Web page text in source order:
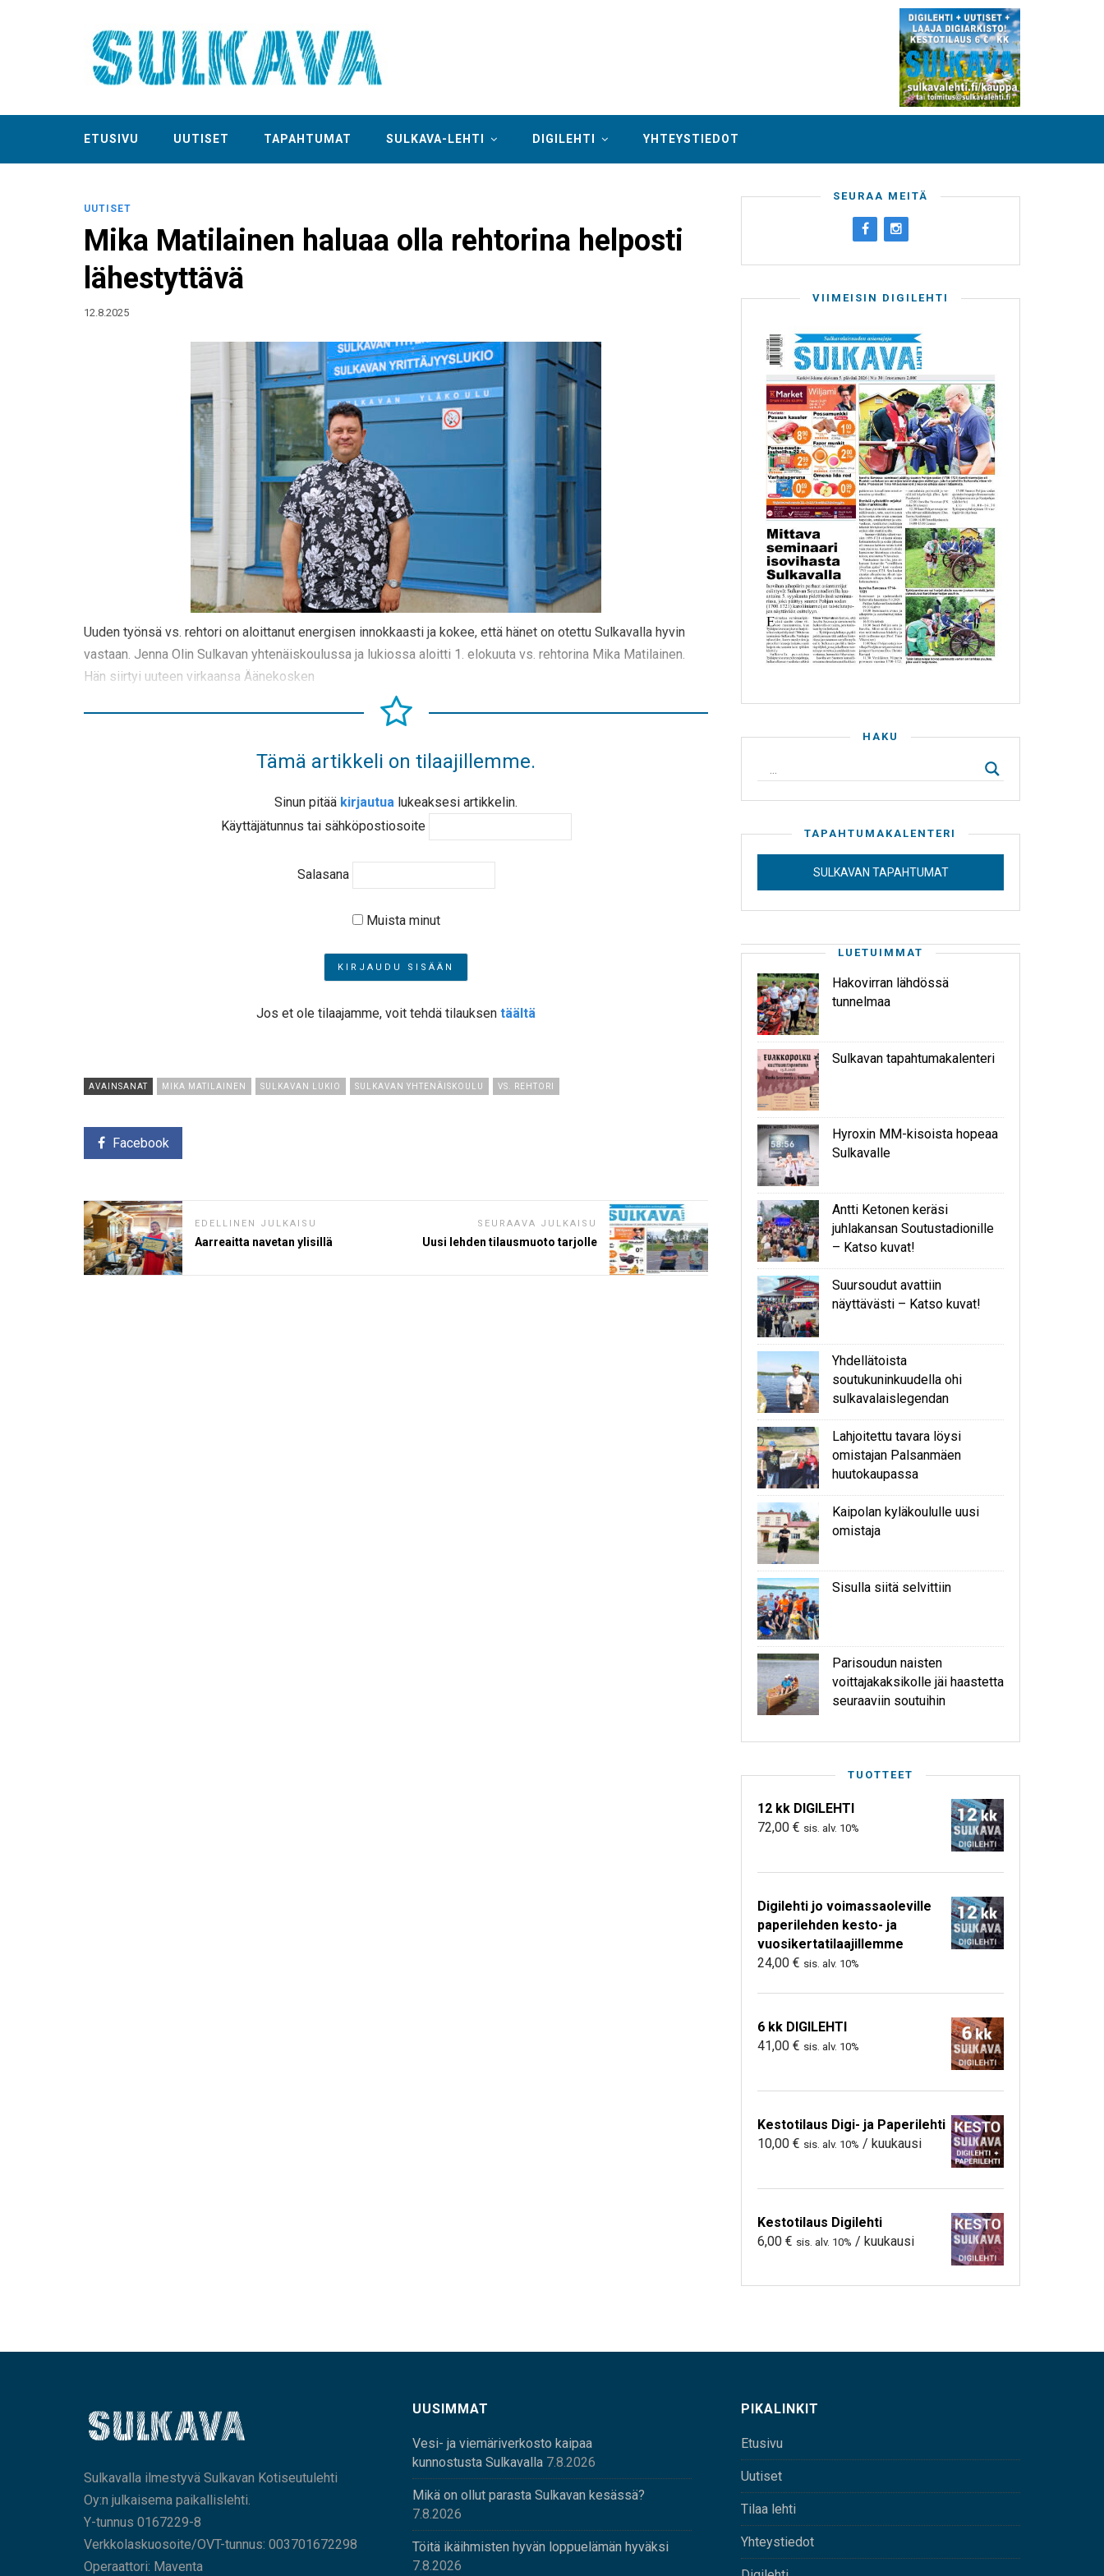
ETUSIVU UUTISET TAPAHTUMAT SULKAVA-LEHTI DIGILEHTI YHTEYSTIEDOT
UUTISET
Mika Matilainen haluaa olla rehtorina helposti
lähestyttävä
12.8.2025
Uuden työnsä vs. rehtori on aloittanut energisen innokkaasti ja kokee, että hänet on otettu Sulkavalla hyvin
vastaan. Jenna Olin Sulkavan yhtenäiskoulussa ja lukiossa aloitti 1. elokuuta vs. rehtorina Mika Matilainen.
Hän siirtyi uuteen virkaansa Äänekosken
Tämä artikkeli on tilaajillemme.
Sinun pitää kirjautua lukeaksesi artikkelin.
Käyttäjätunnus tai sähköpostiosoite
Salasana
Muista minut
Jos et ole tilaajamme, voit tehdä tilauksen täältä
AVAINSANAT MIKA MATILAINEN SULKAVAN LUKIO SULKAVAN YHTENÄISKOULU VS. REHTORI
Facebook
EDELLINEN JULKAISU
Aarreaitta navetan ylisillä
SEURAAVA JULKAISU
Uusi lehden tilausmuoto tarjolle
SEURAA MEITÄ
VIIMEISIN DIGILEHTI
HAKU
TAPAHTUMAKALENTERI
SULKAVAN TAPAHTUMAT
LUETUIMMAT
Hakovirran lähdössä
tunnelmaa
Sulkavan tapahtumakalenteri
Hyroxin MM-kisoista hopeaa
Sulkavalle
Antti Ketonen keräsi
juhlakansan Soutustadionille
– Katso kuvat!
Suursoudut avattiin
näyttävästi – Katso kuvat!
Yhdellätoista
soutukuninkuudella ohi
sulkavalaislegendan
Lahjoitettu tavara löysi
omistajan Palsanmäen
huutokaupassa
Kaipolan kyläkoululle uusi
omistaja
Sisulla siitä selvittiin
Parisoudun naisten
voittajakaksikolle jäi haastetta
seuraaviin soutuihin
TUOTTEET
12 kk DIGILEHTI
72,00 € sis. alv. 10%
Digilehti jo voimassaoleville
paperilehden kesto- ja
vuosikertatilaajillemme
24,00 € sis. alv. 10%
6 kk DIGILEHTI
41,00 € sis. alv. 10%
Kestotilaus Digi- ja Paperilehti
10,00 € sis. alv. 10% / kuukausi
Kestotilaus Digilehti
6,00 € sis. alv. 10% / kuukausi
Sulkavalla ilmestyvä Sulkavan Kotiseutulehti
Oy:n julkaisema paikallislehti.
Y-tunnus 0167229-8
Verkkolaskuosoite/OVT-tunnus: 003701672298
Operaattori: Maventa
UUSIMMAT
Vesi- ja viemäriverkosto kaipaa
kunnostusta Sulkavalla 7.8.2026
Mikä on ollut parasta Sulkavan kesässä?
7.8.2026
Töitä ikäihmisten hyvän loppuelämän hyväksi
7.8.2026
PIKALINKIT
Etusivu
Uutiset
Tilaa lehti
Yhteystiedot